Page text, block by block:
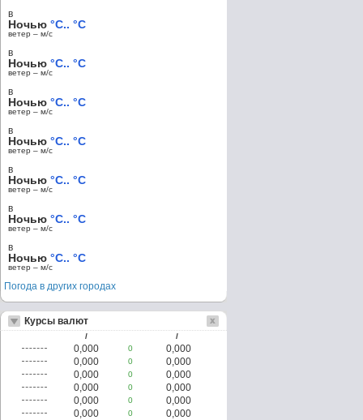
в
Ночью °C.. °C
ветер – м/c
в
Ночью °C.. °C
ветер – м/c
в
Ночью °C.. °C
ветер – м/c
в
Ночью °C.. °C
ветер – м/c
в
Ночью °C.. °C
ветер – м/c
в
Ночью °C.. °C
ветер – м/c
в
Ночью °C.. °C
ветер – м/c
Погода в других городах
Курсы валют
/ /
0,000 0
0,000
0,000
0
0,000
0,000
0
0,000
0,000
0
0,000
0,000
0
0,000
0,000
0
0,000